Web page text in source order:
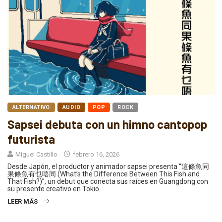
ALTERNATIVO AUDIO POP ROCK
Sapsei debuta con un himno cantopop
futurista
Miguel Castillo febrero 16, 2026
Desde Japón, el productor y animador sapsei presenta “這條魚同
果條魚有乜唔同 (What’s the Difference Between This Fish and
That Fish?)”, un debut que conecta sus raíces en Guangdong con
su presente creativo en Tokio.
LEER MÁS